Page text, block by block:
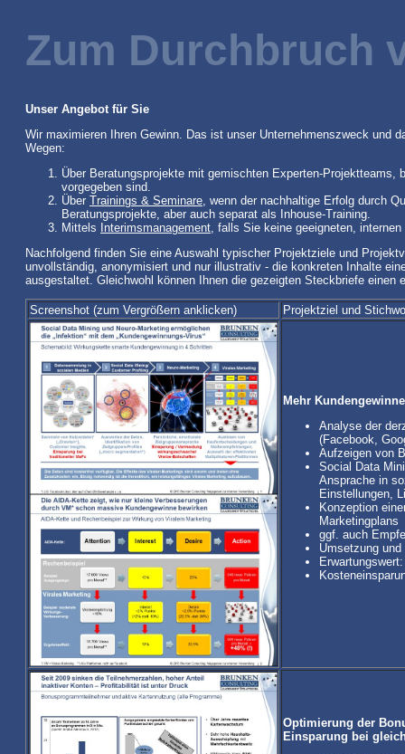
Zum Durchbruch
Unser Angebot für Sie
Wir maximieren Ihren Gewinn. Das ist unser Unternehmenszweck und
Wegen:
Über Beratungsprojekte mit gemischten Experten-
vorgegeben sind.
Über Trainings & Seminare, wenn der nachhaltige Erfolg durch
Beratungsprojekte, aber auch separat als Inhouse-Training.
Mittels
Interimsmanagement, falls Sie keine geeigneten,
Nachfolgend finden Sie eine Auswahl typischer Projektziele und
unvollständig, anonymisiert und nur illustrativ - die konkreten Inhalte
ausgestaltet. Gleichwohl können Ihnen die gezeigten Steckbriefe
Screenshot (zum Vergrößern anklicken) Projektziel und
Mehr
Analyse der
(Facebook,
Aufzeigen von
Social Data
Ansprache in
Einstellungen,
Konzeption
Marketingplans
ggf. auch
Umsetzung
Optimierung der
Einsparung bei